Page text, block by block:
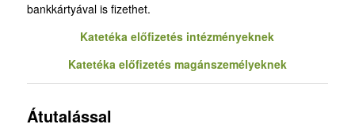
bankkártyával is fizethet.
Katetéka előfizetés intézményeknek
Katetéka előfizetés magánszemélyeknek
Átutalással